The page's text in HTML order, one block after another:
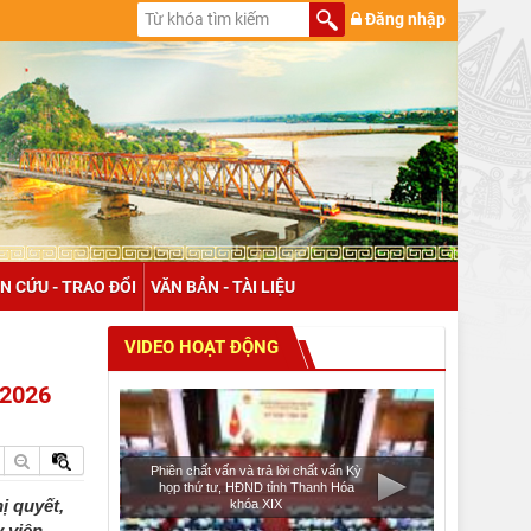
Đăng nhập
CỨU - TRAO ĐỔI VĂN BẢN - TÀI LIỆU
quyết,
VIDEO HOẠT ĐỘNG
Phiên chất vấn và trả lời chất vấn Kỳ
họp thứ tư, HĐND tỉnh Thanh Hóa
khóa XIX